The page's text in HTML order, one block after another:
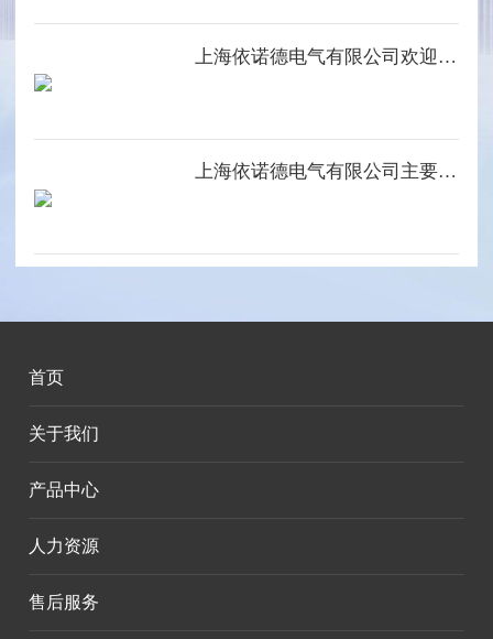
上海依诺德电气有限公司欢迎您的光临
上海依诺德电气有限公司主要产品系列
首页
关于我们
产品中心
人力资源
售后服务